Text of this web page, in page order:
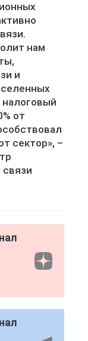
нам
и
налоговый
от
сектор», –